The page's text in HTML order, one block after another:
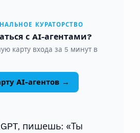
КУРАТОРСТВО
с AI-агентами?
карту входа за 5 минут в
AI-агентов →
пишешь: «Ты